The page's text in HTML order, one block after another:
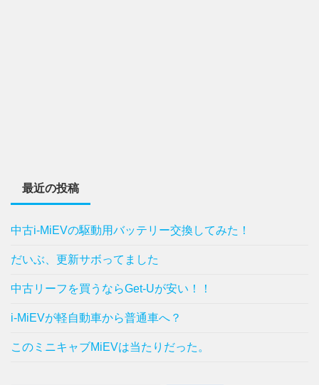
最近の投稿
中古i-MiEVの駆動用バッテリー交換してみた！
だいぶ、更新サボってました
中古リーフを買うならGet-Uが安い！！
i-MiEVが軽自動車から普通車へ？
このミニキャブMiEVは当たりだった。